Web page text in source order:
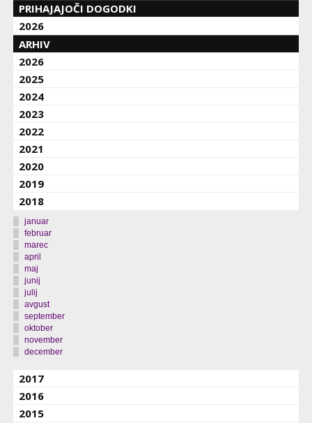
PRIHAJAJOČI DOGODKI
2026
ARHIV
2026
2025
2024
2023
2022
2021
2020
2019
2018
januar
februar
marec
april
maj
junij
julij
avgust
september
oktober
november
december
2017
2016
2015